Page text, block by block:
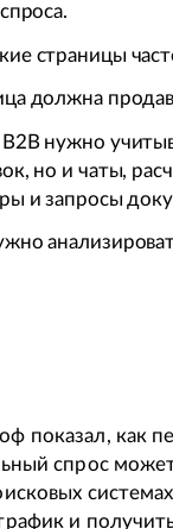
страницы
должна
нужно
но и чаты,
и запросы
показал, как
спрос
и